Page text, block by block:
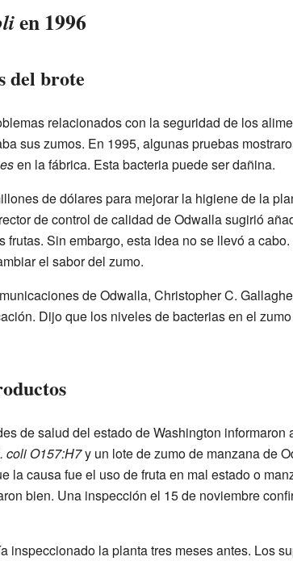
en 1996
del brote
relacionados con la seguridad de los
sus zumos. En 1995, algunas pruebas
en la fábrica. Esta bacteria puede ser dañina.
de dólares para mejorar la higiene de la
de control de calidad de Odwalla sugirió
Sin embargo, esta idea no se llevó a
el sabor del zumo.
de Odwalla, Christopher C.
Dijo que los niveles de bacterias en el
de salud del estado de Washington
coli O157:H7y un lote de zumo de manzana de
la causa fue el uso de fruta en mal estado o
bien. Una inspección el 15 de noviembre
inspeccionado la planta tres meses antes. Los